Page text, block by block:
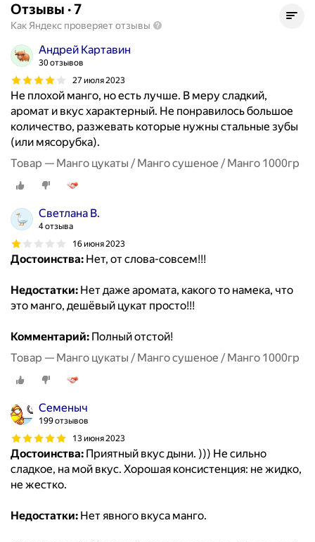
Отзывы ·7
Как Яндекс проверяет отзывы
Андрей Картавин
30 отзывов
27 июля 2023
Не плохой манго, но есть лучше. В меру сладкий,
аромат и вкус характерный. Не понравилось большое
количество, разжевать которые нужны стальные зубы
(или мясорубка).
Товар — Манго цукаты / Манго сушеное / Манго 1000гр
Светлана В.
4 отзыва
16 июня 2023
Достоинства: Нет, от слова-совсем!!!
Недостатки: Нет даже аромата, какого то намека, что
это манго, дешёвый цукат просто!!!
Комментарий: Полный отстой!
Товар — Манго цукаты / Манго сушеное / Манго 1000гр
Семеныч
199 отзывов
13 июня 2023
Достоинства: Приятный вкус дыни. ))) Не сильно
сладкое, на мой вкус. Хорошая консистенция: не жидко,
не жестко.
Недостатки: Нет явного вкуса манго.